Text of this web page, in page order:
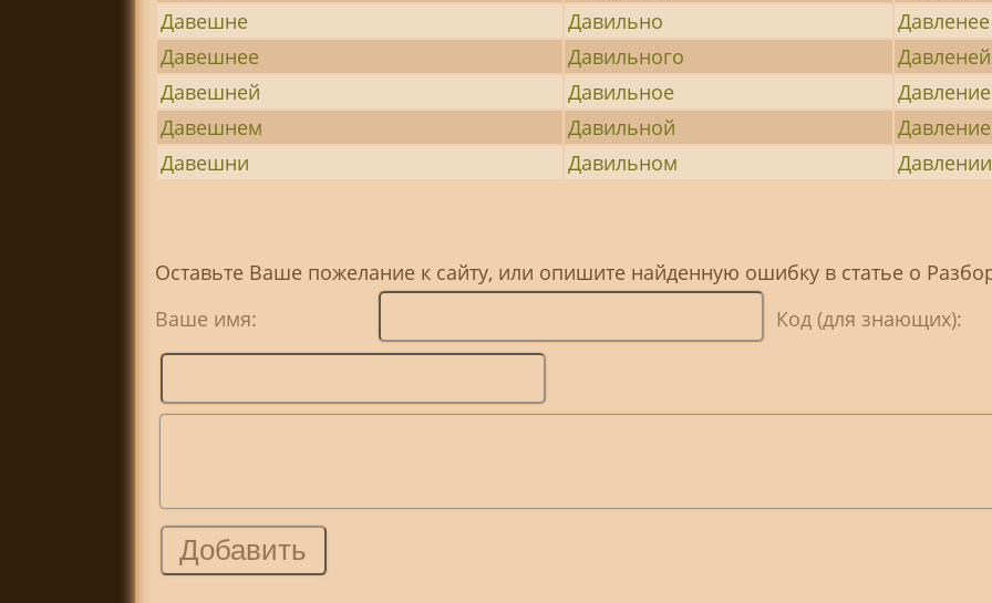
Давешне
Давильно
Давленее
Давешнее
Давильного
Давленей
Давешней
Давильное
Давление
Давешнем
Давильной
Давешни
Давильном Давлении
Оставьте Ваше пожелание к сайту, или опишите найденную ошибку в статье о
Ваше имя:
Код (для знающих):